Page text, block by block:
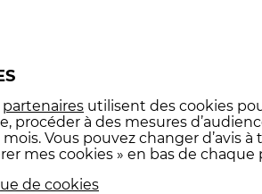
de le signer. Ce document sera
de votre moto, des autres
de l’accident.
partenaires utilisent des cookies
procéder à des mesures
Vous pouvez changer d’avis
mes cookies » en bas de chaque
de cookies